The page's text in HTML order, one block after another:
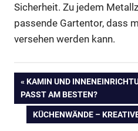
Sicherheit. Zu jedem
passende Gartentor, dass
versehen werden kann.
Aluzaun
Doppelstabmattenzaun
VORHERIGER
BEITRAG:
KAMIN UND
PASST AM BESTEN?
NÄCHSTER
KÜCHENWÄNDE –